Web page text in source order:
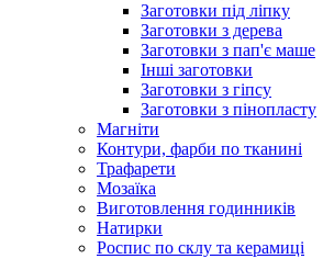
Заготовки під ліпку
Заготовки з дерева
Заготовки з пап'є маше
Інші заготовки
Заготовки з гіпсу
Заготовки з пінопласту
Магніти
Контури, фарби по тканині
Трафарети
Мозаїка
Виготовлення годинників
Натирки
Роспис по склу та керамиці